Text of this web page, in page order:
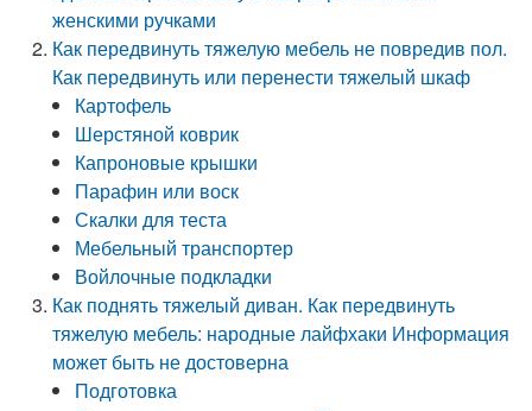
женскими ручками
Как передвинуть тяжелую мебель не повредив пол.
Как передвинуть или перенести тяжелый шкаф
Картофель
Шерстяной коврик
Капроновые крышки
Парафин или воск
Скалки для теста
Мебельный транспортер
Войлочные подкладки
Как поднять тяжелый диван. Как передвинуть
тяжелую мебель: народные лайфхаки Информация
может быть не достоверна
Подготовка